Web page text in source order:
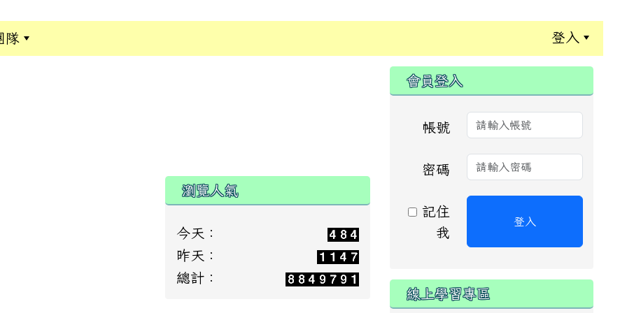
隊 登入
瀏覽人氣
今天：
昨天：
總計：
:::
會員登入
帳號
密碼
記住
我
登入
線上學習專區